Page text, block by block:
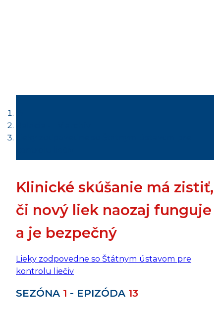
Klinické skúšanie má zistiť,
či nový liek naozaj funguje
a je bezpečný
Lieky zodpovedne so Štátnym ústavom pre
kontrolu liečiv
SEZÓNA 1 - EPIZÓDA 13